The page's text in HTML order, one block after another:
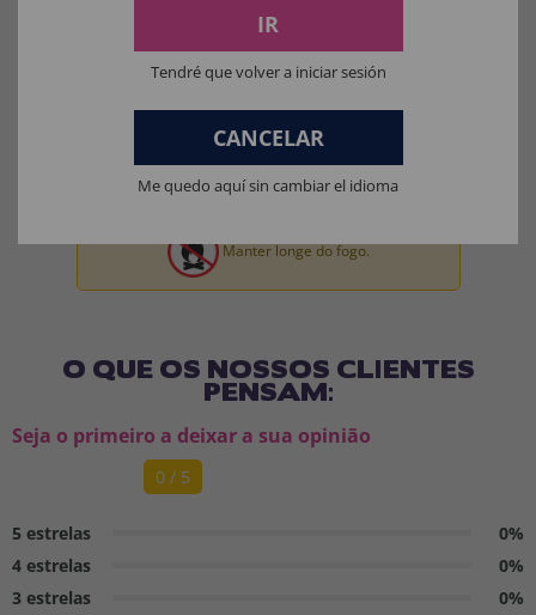
Todos os produtos destinados a crianças
menores de 36 meses devem ser supervisionados
Manter longe do fogo.
O QUE OS NOSSOS CLIENTES
PENSAM:
Seja o primeiro a deixar a sua opinião
0 / 5
5 estrelas
0%
4 estrelas
0%
3 estrelas
0%
IR
Tendré que volver a iniciar sesión
CANCELAR
Me quedo aquí sin cambiar el idioma